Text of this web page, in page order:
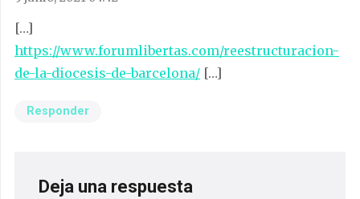
[…]
https://www.forumlibertas.com/reestructuracion-
de-la-diocesis-de-barcelona/ […]
Responder
Deja una respuesta